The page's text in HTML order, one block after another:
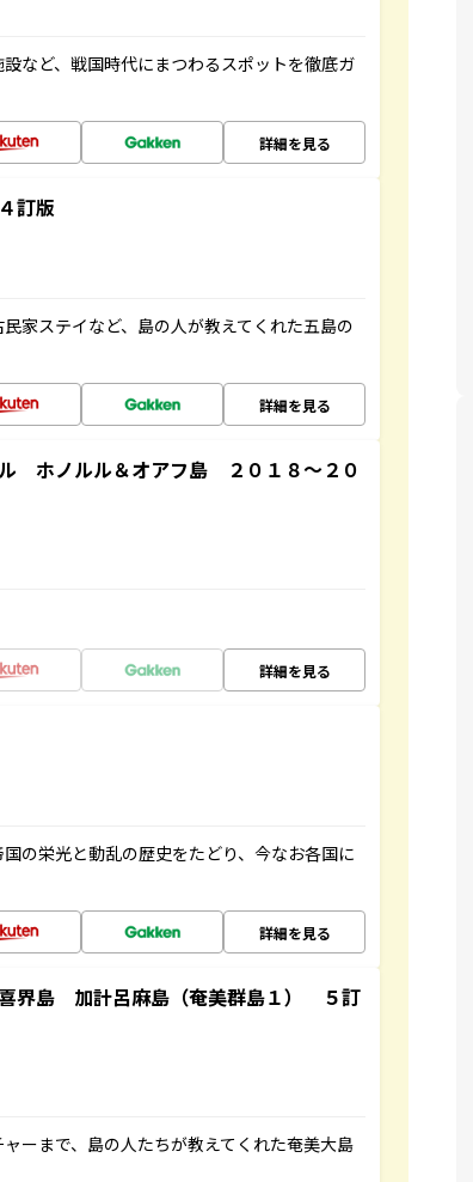
など、戦国時代にまつわるスポットを徹底ガ
詳細を見る
訂版
家ステイなど、島の人が教えてくれた五島の
詳細を見る
ホノルル＆オアフ島 ２０１８～２０
詳細を見る
の栄光と動乱の歴史をたどり、今なお各国に
詳細を見る
島 加計呂麻島（奄美群島１） ５訂
ーまで、島の人たちが教えてくれた奄美大島